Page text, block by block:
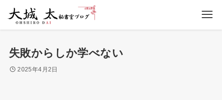
失敗からしか学べない
2025年4月2日